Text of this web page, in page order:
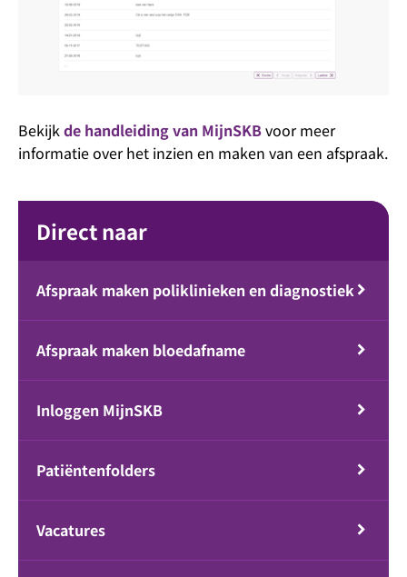
Bekijk de handleiding van MijnSKBvoor meer
informatie over het inzien en maken van een afspraak.
Direct naar
Afspraak maken poliklinieken en diagnostiek
Afspraak maken bloedafname
Inloggen MijnSKB
Patiëntenfolders
Vacatures